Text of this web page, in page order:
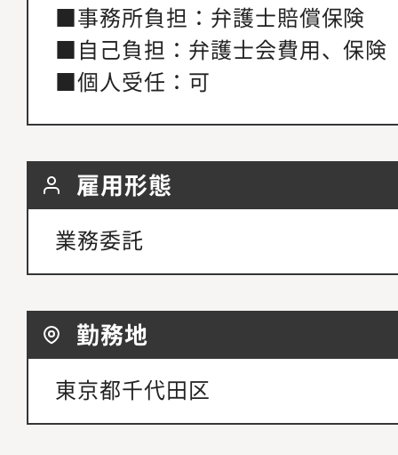
■事務所負担：弁護士賠償保険
■自己負担：弁護士会費用、保険
■個人受任：可
雇用形態
業務委託
勤務地
東京都千代田区